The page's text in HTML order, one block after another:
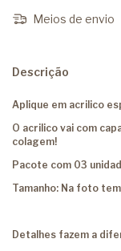
Meios de envio
Descrição
Aplique em acrilico
O acrilico vai com
colagem!
Pacote com 03
Tamanho: Na foto
Detalhes fazem a